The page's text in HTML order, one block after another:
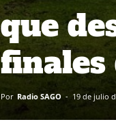
que
finales
Por Radio SAGO - 19 de julio